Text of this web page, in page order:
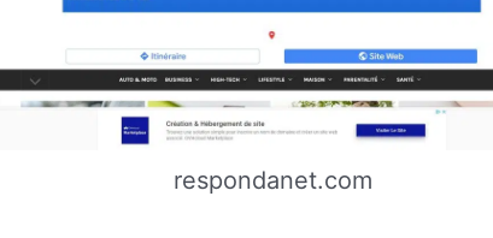
respondanet.com